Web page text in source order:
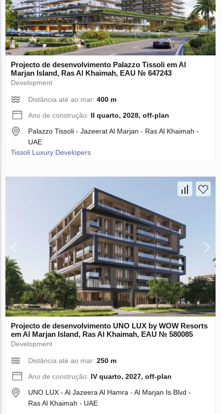
Projecto de desenvolvimento Palazzo Tissoli em Al
Marjan Island, Ras Al Khaimah, EAU № 647243
Development
Distância até ao mar:400 m
Ano de construção: II quarto, 2028, off-plan
Palazzo Tissoli - Jazeerat Al Marjan - Ras Al Khaimah -
UAE
Tissoli Luxury Developers
Projecto de desenvolvimento UNO LUX by WOW Resorts
em Al Marjan Island, Ras Al Khaimah, EAU № 580085
Development
Distância até ao mar:250 m
Ano de construção: IV quarto, 2027, off-plan
UNO LUX - Al Jazeera Al Hamra - Al Marjan Is Blvd -
Ras Al Khaimah - UAE